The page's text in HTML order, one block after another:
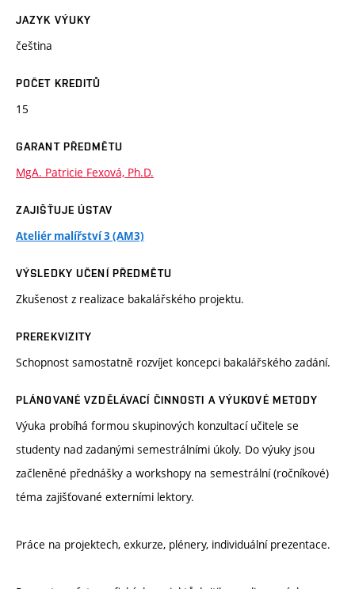
JAZYK VÝUKY
čeština
POČET KREDITŮ
15
GARANT PŘEDMĚTU
MgA. Patricie Fexová, Ph.D.
ZAJIŠŤUJE ÚSTAV
Ateliér malířství 3 (AM3)
VÝSLEDKY UČENÍ PŘEDMĚTU
Zkušenost z realizace bakalářského projektu.
PREREKVIZITY
Schopnost samostatně rozvíjet koncepci bakalářského zadání.
PLÁNOVANÉ VZDĚLÁVACÍ ČINNOSTI A VÝUKOVÉ METODY
Výuka probíhá formou skupinových konzultací učitele se
studenty nad zadanými semestrálními úkoly. Do výuky jsou
začleněné přednášky a workshopy na semestrální (ročníkové)
téma zajišťované externími lektory.
Práce na projektech, exkurze, plénery, individuální prezentace.